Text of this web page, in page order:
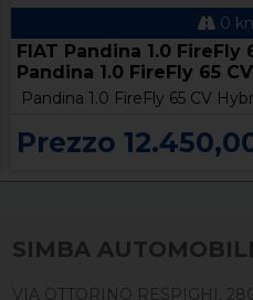
0
FIAT Pandina 1.0 FireFly
Pandina 1.0 FireFly 65
Pandina 1.0 FireFly 65 CV
Prezzo
SIMBA AUTOMOBILI
VIA OTTORINO RESPIGHI,